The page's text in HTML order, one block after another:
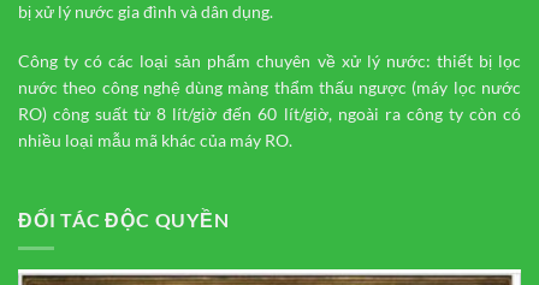
bị xử lý nước gia đình và dân dụng.
Công ty có các loại sản phẩm chuyên về xử lý nước: thiết bị lọc
nước theo công nghệ dùng màng thẩm thấu ngược (máy lọc nước
RO) công suất từ 8 lít/giờ đến 60 lít/giờ, ngoài ra công ty còn có
nhiều loại mẫu mã khác của máy RO.
ĐỐI TÁC ĐỘC QUYỀN